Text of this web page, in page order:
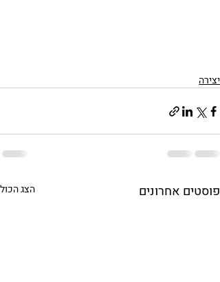
יצירה
פוסטים אחרונים הצג הכול